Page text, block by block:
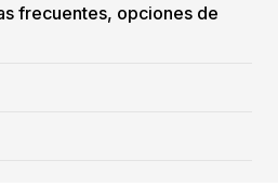
frecuentes, opciones de